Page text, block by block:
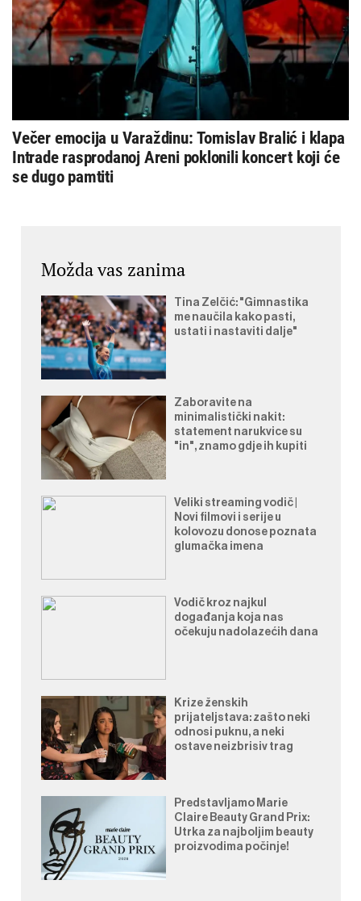
Večer emocija u Varaždinu: Tomislav Bralić i klapa
Intrade rasprodanoj Areni poklonili koncert koji će
se dugo pamtiti
Možda vas zanima
Tina Zelčić: "Gimnastika
me naučila kako pasti,
ustati i nastaviti dalje"
Zaboravite na
minimalistički nakit:
statement narukvice su
"in", znamo gdje ih kupiti
Veliki streaming vodič |
Novi filmovi i serije u
kolovozu donose poznata
glumačka imena
Vodič kroz najkul
događanja koja nas
očekuju nadolazećih dana
Krize ženskih
prijateljstava: zašto neki
odnosi puknu, a neki
ostave neizbrisiv trag
Predstavljamo Marie
Claire Beauty Grand Prix:
Utrka za najboljim beauty
proizvodima počinje!